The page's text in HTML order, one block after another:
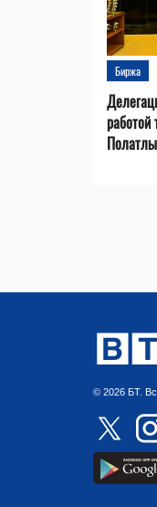
Биржа
работой
Полатлы
© 2026 БТ.